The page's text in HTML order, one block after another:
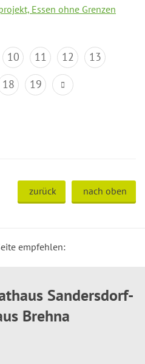
Essen ohne Grenzen
10 11 12
13
18 19
zurück nach oben
empfehlen:
Sandersdorf-
Brehna